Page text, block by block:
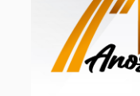
12 de agosto
Quarta-Feira